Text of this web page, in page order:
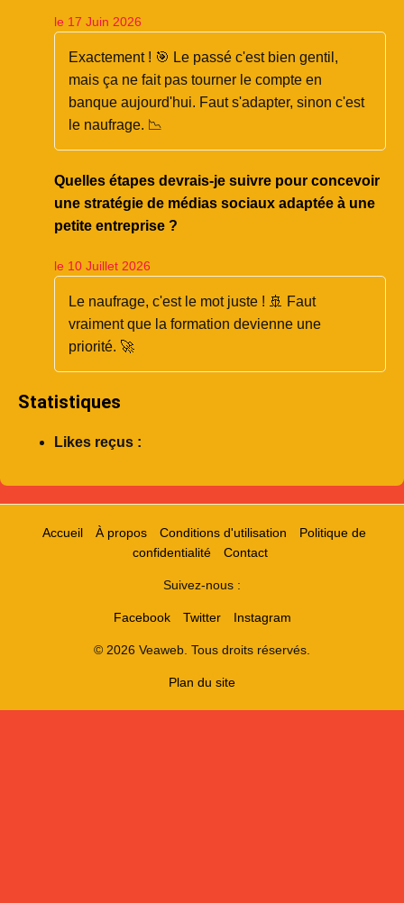
le 17 Juin 2026
Exactement ! 🎯 Le passé c'est bien gentil,
mais ça ne fait pas tourner le compte en
banque aujourd'hui. Faut s'adapter, sinon c'est
le naufrage. 📉
Quelles étapes devrais-je suivre pour concevoir
une stratégie de médias sociaux adaptée à une
petite entreprise ?
le 10 Juillet 2026
Le naufrage, c'est le mot juste ! 🚢 Faut
vraiment que la formation devienne une
priorité. 🚀
Statistiques
Likes reçus :
Accueil À propos Conditions d'utilisation
Politique de
confidentialité
Contact
Suivez-nous :
Facebook Twitter Instagram
© 2026 Veaweb. Tous droits réservés.
Plan du site